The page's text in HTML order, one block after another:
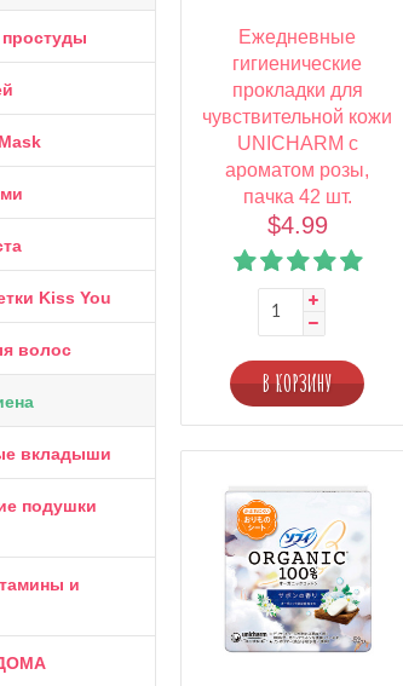
Kiss You
волос
вкладыши
подушки
и
Ежедневные
гигиенические
прокладки для
чувствительной кожи
UNICHARM с
ароматом розы,
пачка 42 шт.
$4.99
В КОРЗИНУ